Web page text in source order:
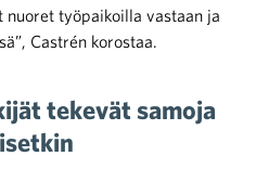
työpaikoilla vastaan ja
Castrén korostaa.
tekevät samoja